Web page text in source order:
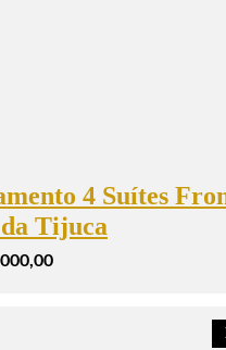
4 Suítes
Tijuca